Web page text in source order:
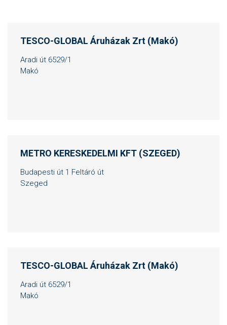
TESCO-GLOBAL Áruházak Zrt (Makó)
Aradi út 6529/1
Makó
METRO KERESKEDELMI KFT (SZEGED)
Budapesti út 1 Feltáró út
Szeged
TESCO-GLOBAL Áruházak Zrt (Makó)
Aradi út 6529/1
Makó